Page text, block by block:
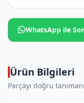
WhatsApp ile Sor
Ürün Bilgileri
Parçayı doğru